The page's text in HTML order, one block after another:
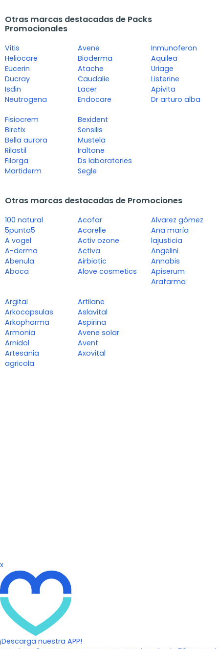
Otras marcas destacadas de Packs
Promocionales
Vitis
Heliocare
Eucerin
Ducray
Isdin
Neutrogena
Avene
Bioderma
Atache
Caudalie
Lacer
Endocare
Inmunoferon
Aquilea
Uriage
Listerine
Apivita
Dr arturo alba
Fisiocrem
Biretix
Bella aurora
Rilastil
Filorga
Martiderm
Bexident
Sensilis
Mustela
Iraltone
Ds laboratories
Segle
Otras marcas destacadas de Promociones
100 natural
5punto5
A vogel
A-derma
Abenula
Aboca
Acofar
Acorelle
Activ ozone
Activa
Airbiotic
Alove cosmetics
Alvarez gómez
Ana maría
lajusticia
Angelini
Annabis
Apiserum
Arafarma
Argital
Arkocapsulas
Arkopharma
Armonia
Arnidol
Artesania
agricola
Artilane
Aslavital
Aspirina
Avene solar
Avent
Axovital
x
¡Descarga nuestra APP!